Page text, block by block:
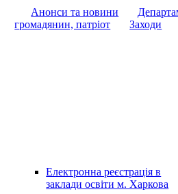
Анонси та новини
громадянин, патріот
Заходи
Електронна реєстрація в
заклади освіти м. Харкова